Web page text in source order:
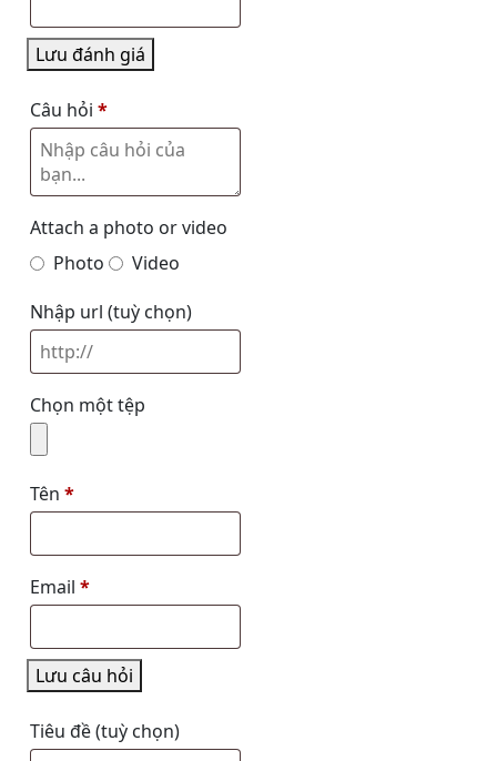
Lưu đánh giá
Câu hỏi *
Attach a photo or video
Photo
Video
Nhập url (tuỳ chọn)
Chọn một tệp
Tên *
Email *
Lưu câu hỏi
Tiêu đề(tuỳ chọn)